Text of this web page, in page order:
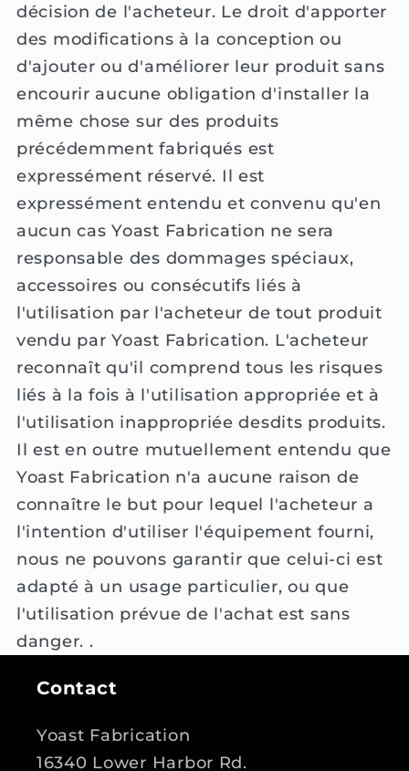
décision de l'acheteur. Le droit d'apporter
des modifications à la conception ou
d'ajouter ou d'améliorer leur produit sans
encourir aucune obligation d'installer la
même chose sur des produits
précédemment fabriqués est
expressément réservé. Il est
expressément entendu et convenu qu'en
aucun cas Yoast Fabrication ne sera
responsable des dommages spéciaux,
accessoires ou consécutifs liés à
l'utilisation par l'acheteur de tout produit
vendu par Yoast Fabrication. L'acheteur
reconnaît qu'il comprend tous les risques
liés à la fois à l'utilisation appropriée et à
l'utilisation inappropriée desdits produits.
Il est en outre mutuellement entendu que
Yoast Fabrication n'a aucune raison de
connaître le but pour lequel l'acheteur a
l'intention d'utiliser l'équipement fourni,
nous ne pouvons garantir que celui-ci est
adapté à un usage particulier, ou que
l'utilisation prévue de l'achat est sans
danger. .
Contact
Yoast Fabrication
16340 Lower Harbor Rd.